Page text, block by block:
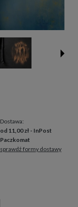
Dostawa:
od 11,00 zł - InPost
Paczkomat
sprawdź formy dostawy